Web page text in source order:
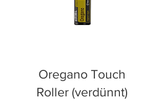
Oregano Touch
Roller (verdünnt)